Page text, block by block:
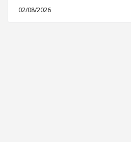
02/08/2026